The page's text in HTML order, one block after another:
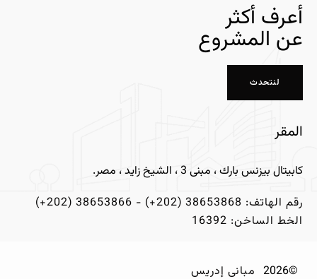
أعرف أكثر
عن المشروع
لنتحدث
المقر
كابيتال بيزنس بارك ، مبنى 3 ، الشيخ زايد ، مصر.
رقم الهاتف: 38653868 (202+) - 38653866 (202+)
الخط الساخن: 16392
©2026 مبانى إدريس